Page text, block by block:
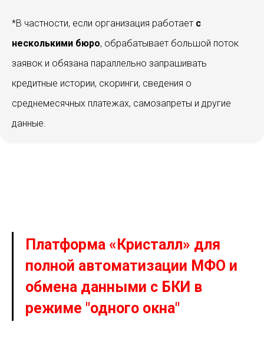
*В частности, если организация работает с
несколькими бюро, обрабатывает большой поток
заявок и обязана параллельно запрашивать
кредитные истории, скоринги, сведения о
среднемесячных платежах, самозапреты и другие
данные.
Платформа «Кристалл» для
полной автоматизации МФО и
обмена данными с БКИ в
режиме "одного окна"